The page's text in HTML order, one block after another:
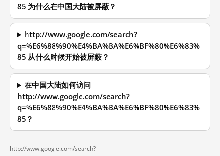
85 为什么在中国大陆被屏蔽？
http://www.google.com/search?
q=%E6%88%90%E4%BA%BA%E6%BF%80%E6%83%
85 从什么时候开始被屏蔽？
在中国大陆如何访问
http://www.google.com/search?
q=%E6%88%90%E4%BA%BA%E6%BF%80%E6%83%
85？
http://www.google.com/search?